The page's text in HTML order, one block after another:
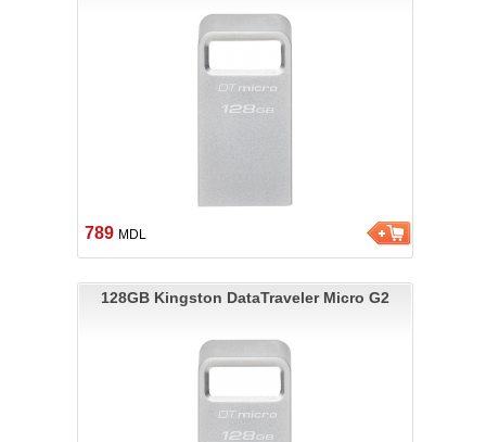
789 MDL
128GB Kingston DataTraveler Micro G2